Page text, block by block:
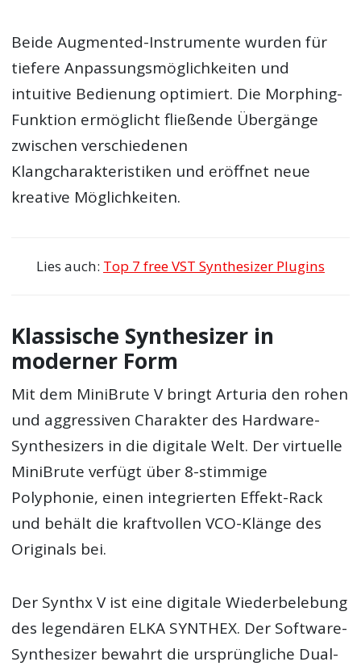
Beide Augmented-Instrumente wurden für
tiefere Anpassungsmöglichkeiten und
intuitive Bedienung optimiert. Die Morphing-
Funktion ermöglicht fließende Übergänge
zwischen verschiedenen
Klangcharakteristiken und eröffnet neue
kreative Möglichkeiten.
Lies auch: Top 7 free VST Synthesizer Plugins
Klassische Synthesizer in
moderner Form
Mit dem MiniBrute V bringt Arturia den rohen
und aggressiven Charakter des Hardware-
Synthesizers in die digitale Welt. Der virtuelle
MiniBrute verfügt über 8-stimmige
Polyphonie, einen integrierten Effekt-Rack
und behält die kraftvollen VCO-Klänge des
Originals bei.
Der Synthx V ist eine digitale Wiederbelebung
des legendären ELKA SYNTHEX. Der Software-
Synthesizer bewahrt die ursprüngliche Dual-